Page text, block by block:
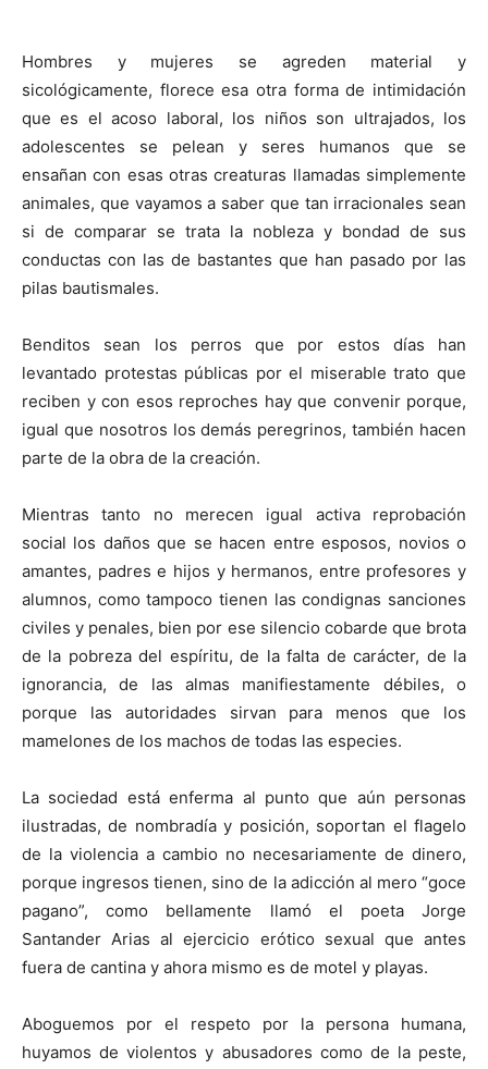
Hombres y mujeres se agreden material y
sicológicamente, florece esa otra forma de intimidación
que es el acoso laboral, los niños son ultrajados, los
adolescentes se pelean y seres humanos que se
ensañan con esas otras creaturas llamadas simplemente
animales, que vayamos a saber que tan irracionales sean
si de comparar se trata la nobleza y bondad de sus
conductas con las de bastantes que han pasado por las
pilas bautismales.
Benditos sean los perros que por estos días han
levantado protestas públicas por el miserable trato que
reciben y con esos reproches hay que convenir porque,
igual que nosotros los demás peregrinos, también hacen
parte de la obra de la creación.
Mientras tanto no merecen igual activa reprobación
social los daños que se hacen entre esposos, novios o
amantes, padres e hijos y hermanos, entre profesores y
alumnos, como tampoco tienen las condignas sanciones
civiles y penales, bien por ese silencio cobarde que brota
de la pobreza del espíritu, de la falta de carácter, de la
ignorancia, de las almas manifiestamente débiles, o
porque las autoridades sirvan para menos que los
mamelones de los machos de todas las especies.
La sociedad está enferma al punto que aún personas
ilustradas, de nombradía y posición, soportan el flagelo
de la violencia a cambio no necesariamente de dinero,
porque ingresos tienen, sino de la adicción al mero “goce
pagano”, como bellamente llamó el poeta Jorge
Santander Arias al ejercicio erótico sexual que antes
fuera de cantina y ahora mismo es de motel y playas.
Aboguemos por el respeto por la persona humana,
huyamos de violentos y abusadores como de la peste,